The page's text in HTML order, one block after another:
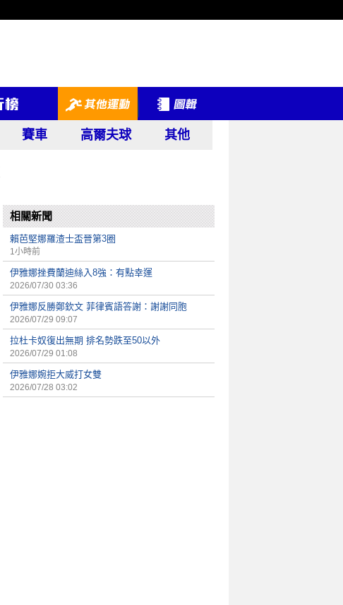
賽車 高爾夫球 其他
相關新聞
賴芭堅娜羅渣士盃晉第3圈
1小時前
伊雅娜挫費蘭迪絲入8強：有點幸運
2026/07/30 03:36
伊雅娜反勝鄭欽文 菲律賓語答謝：謝謝同胞
2026/07/29 09:07
拉杜卡奴復出無期 排名勢跌至50以外
2026/07/29 01:08
伊雅娜婉拒大威打女雙
2026/07/28 03:02